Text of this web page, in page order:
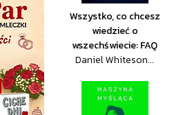
Wszystko, co chcesz
wiedzieć o
wszechświecie: FAQ
Daniel Whiteson...